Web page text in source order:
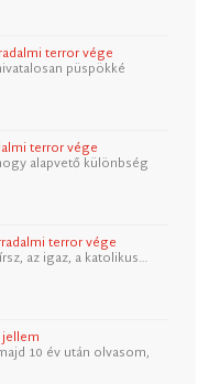
terror vége
püspökké
terror vége
alapvető különbség
terror vége
az igaz, a katolikus…
10 év után olvasom,